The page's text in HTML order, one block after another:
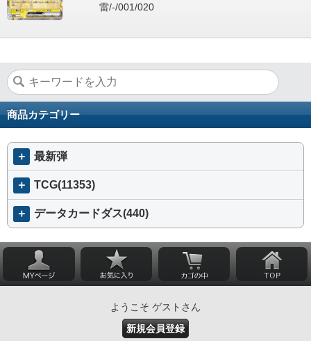
雷/-/001/020
商品カテゴリー
＋ 最新弾
＋ TCG(11353)
＋ データカードダス(440)
ようこそ ゲストさん
新規会員登録